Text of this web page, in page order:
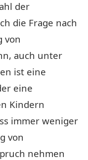
der
die Frage nach
von
auch unter
ist eine
eine
Kindern
immer weniger
von
nehmen